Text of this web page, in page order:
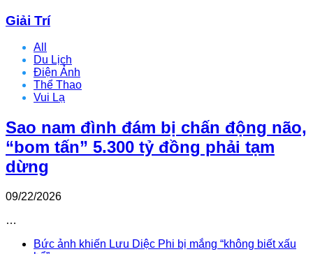
Giải Trí
All
Du Lịch
Điện Ảnh
Thể Thao
Vui Lạ
Sao nam đình đám bị chấn động não,
“bom tấn” 5.300 tỷ đồng phải tạm
dừng
09/22/2026
…
Bức ảnh khiến Lưu Diệc Phi bị mắng “không biết xấu